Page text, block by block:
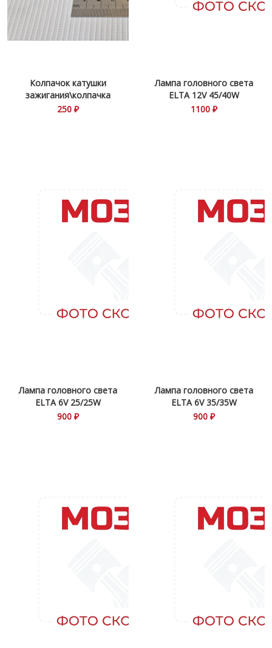
Колпачок катушки
зажигания\колпачка
250 ₽
Лампа головного света
ELTA 12V 45/40W
1100 ₽
Лампа головного света
ELTA 6V 25/25W
900 ₽
Лампа головного света
ELTA 6V 35/35W
900 ₽